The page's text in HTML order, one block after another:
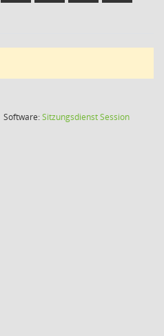
Software:SitzungsdienstSession(Wird in